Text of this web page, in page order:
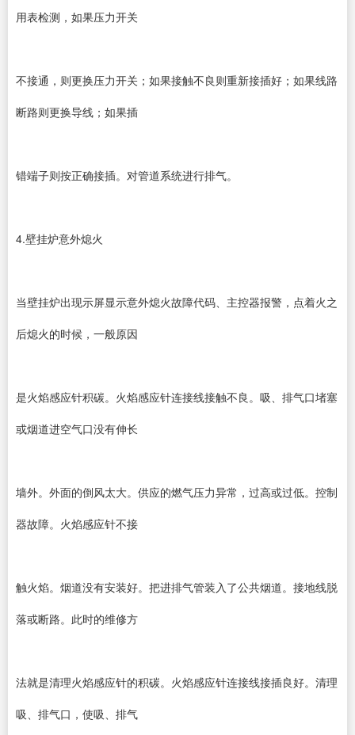
用表检测，如果压力开关
不接通，则更换压力开关；如果接触不良则重新接插好；如果线路
断路则更换导线；如果插
错端子则按正确接插。对管道系统进行排气。
4.壁挂炉意外熄火
当壁挂炉出现示屏显示意外熄火故障代码、主控器报警，点着火之
后熄火的时候，一般原因
是火焰感应针积碳。火焰感应针连接线接触不良。吸、排气口堵塞
或烟道进空气口没有伸长
墙外。外面的倒风太大。供应的燃气压力异常，过高或过低。控制
器故障。火焰感应针不接
触火焰。烟道没有安装好。把进排气管装入了公共烟道。接地线脱
落或断路。此时的维修方
法就是清理火焰感应针的积碳。火焰感应针连接线接插良好。清理
吸、排气口，使吸、排气